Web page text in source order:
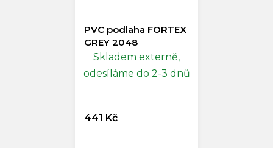
PVC podlaha FORTEX
GREY 2048
Skladem externě,
odesíláme do 2-3 dnů
441 Kč